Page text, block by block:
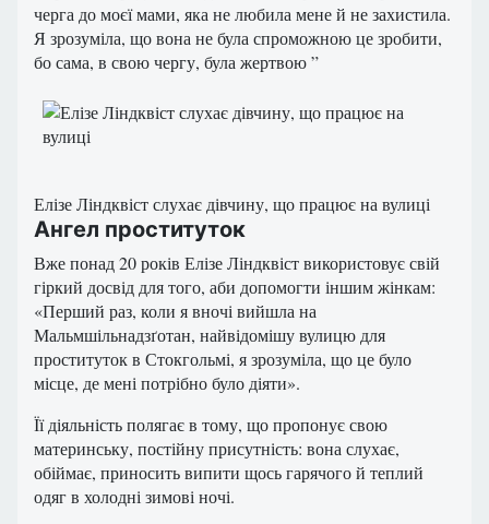
черга до моєї мами, яка не любила мене й не захистила.
Я зрозуміла, що вона не була спроможною це зробити,
бо сама, в свою чергу, була жертвою ”
Елізе Ліндквіст слухає дівчину, що працює на вулиці
Ангел проституток
Вже понад 20 років Елізе Ліндквіст використовує свій
гіркий досвід для того, аби допомогти іншим жінкам:
«Перший раз, коли я вночі вийшла на
Мальмшільнадзґотан, найвідомішу вулицю для
проституток в Стокгольмі, я зрозуміла, що це було
місце, де мені потрібно було діяти».
Її діяльність полягає в тому, що пропонує свою
материнську, постійну присутність: вона слухає,
обіймає, приносить випити щось гарячого й теплий
одяг в холодні зимові ночі.